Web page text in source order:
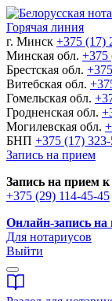
Горячая линия
г. Минск +375 (17)
Минская обл. +375
Брестская обл.
Витебская обл.
Гомельская обл.
Гродненская обл.
Могилевская обл.
БНП +375 (17)
Запись на прием
Запись на прием
+375 (29) 114-45-45
Онлайн-запись на
Для нотариусов
Выйти